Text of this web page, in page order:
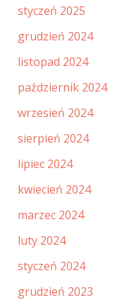
styczeń 2025
grudzień 2024
listopad 2024
październik 2024
wrzesień 2024
sierpień 2024
lipiec 2024
kwiecień 2024
marzec 2024
luty 2024
styczeń 2024
grudzień 2023